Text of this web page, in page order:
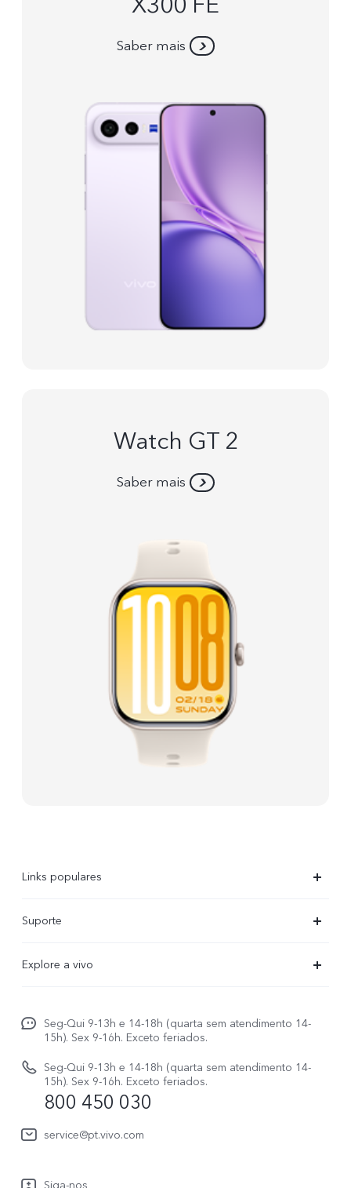
Saber mais
Watch GT 2
Saber mais
Links populares
X300Pro
V70 FE
Watch GT 2
Suporte
Atualização do sistema
Manual do utilizador
Atualizar registo
Política de garantia
Explore a vivo
Carreiras ao vivo
Avisos legais
Sobre nós
Seg-Qui 9-13h e 14-18h (quarta sem atendimento 14-
15h). Sex 9-16h. Exceto feriados.
Seg-Qui 9-13h e 14-18h (quarta sem atendimento 14-
15h). Sex 9-16h. Exceto feriados.
800 450 030
service@pt.vivo.com